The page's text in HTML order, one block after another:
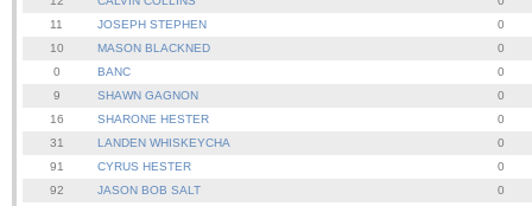
11
JOSEPH STEPHEN
0
10
MASON BLACKNED
0
0
BANC
0
9
SHAWN GAGNON
0
16
SHARONE HESTER
0
31
LANDEN WHISKEYCHA
0
91
CYRUS HESTER
0
92
JASON BOB SALT
0